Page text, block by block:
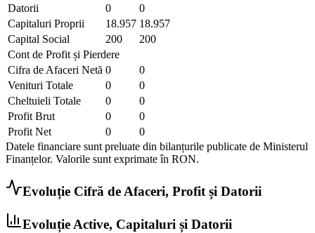
Datorii
0
0
Capitaluri Proprii
18.957 18.957
Capital Social
200
200
Cont de Profit și Pierdere
Cifra de Afaceri Netă 0
0
Venituri Totale
0
0
Cheltuieli Totale
0
0
Profit Brut
0
0
Profit Net
0
0
Datele financiare sunt preluate din bilanțurile publicate de Ministerul
Finanțelor. Valorile sunt exprimate în RON.
Evoluție Cifră de Afaceri, Profit și Datorii
Evoluție Active, Capitaluri și Datorii